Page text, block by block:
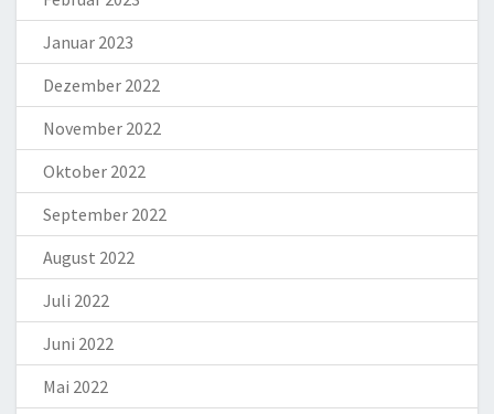
Januar 2023
Dezember 2022
November 2022
Oktober 2022
September 2022
August 2022
Juli 2022
Juni 2022
Mai 2022